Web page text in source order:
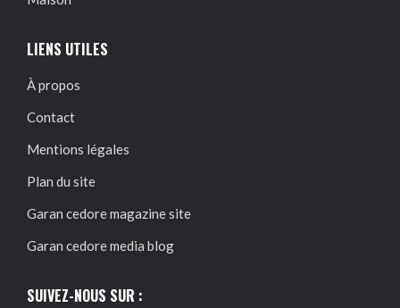
LIENS UTILES
À propos
Contact
Mentions légales
Plan du site
Garan cedore magazine site
Garan cedore media blog
SUIVEZ-NOUS SUR :